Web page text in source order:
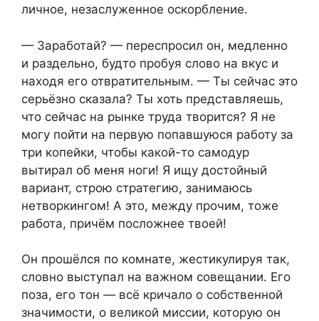
личное, незаслуженное оскорбление.
— Заработай? — переспросил он, медленно
и раздельно, будто пробуя слово на вкус и
находя его отвратительным. — Ты сейчас это
серьёзно сказала? Ты хоть представляешь,
что сейчас на рынке труда творится? Я не
могу пойти на первую попавшуюся работу за
три копейки, чтобы какой-то самодур
вытирал об меня ноги! Я ищу достойный
вариант, строю стратегию, занимаюсь
нетворкингом! А это, между прочим, тоже
работа, причём посложнее твоей!
Он прошёлся по комнате, жестикулируя так,
словно выступал на важном совещании. Его
поза, его тон — всё кричало о собственной
значимости, о великой миссии, которую он